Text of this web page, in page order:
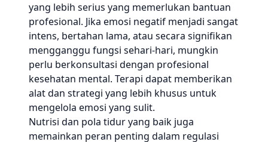
yang lebih serius yang memerlukan bantuan
profesional. Jika emosi negatif menjadi sangat
intens, bertahan lama, atau secara signifikan
mengganggu fungsi sehari-hari, mungkin
perlu berkonsultasi dengan profesional
kesehatan mental. Terapi dapat memberikan
alat dan strategi yang lebih khusus untuk
mengelola emosi yang sulit.
Nutrisi dan pola tidur yang baik juga
memainkan peran penting dalam regulasi